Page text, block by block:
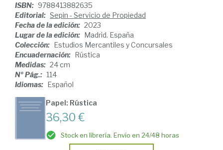
ISBN: 9788413882635
Editorial: Sepin - Servicio de Propiedad
Fecha de la edición: 2023
Lugar de la edición: Madrid. España
Colección: Estudios Mercantiles y Concursales
Encuadernación: Rústica
Medidas: 24 cm
Nº Pág.: 114
Idiomas: Español
Papel: Rústica
36,30 €
Stock en librería. Envío en 24/48 horas